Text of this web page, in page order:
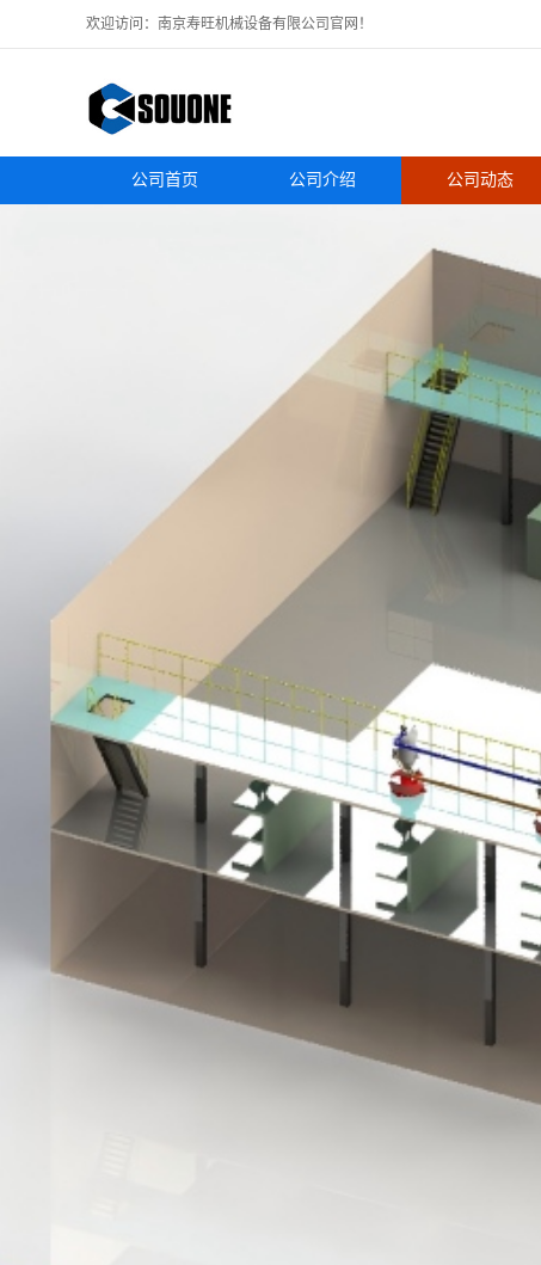
欢迎访问：南京寿旺机械设备有限公司官网！
公司首页 公司介绍 公司动态